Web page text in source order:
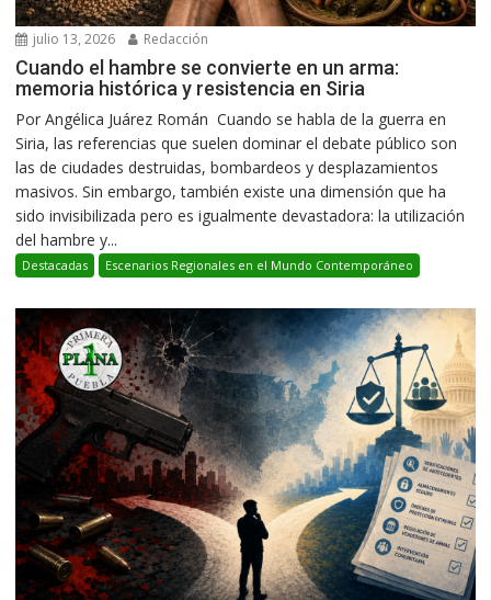
julio 13, 2026 Redacción
Cuando el hambre se convierte en un arma:
memoria histórica y resistencia en Siria
Por Angélica Juárez Román Cuando se habla de la guerra en
Siria, las referencias que suelen dominar el debate público son
las de ciudades destruidas, bombardeos y desplazamientos
masivos. Sin embargo, también existe una dimensión que ha
sido invisibilizada pero es igualmente devastadora: la utilización
del hambre y...
Destacadas Escenarios Regionales en el Mundo Contemporáneo